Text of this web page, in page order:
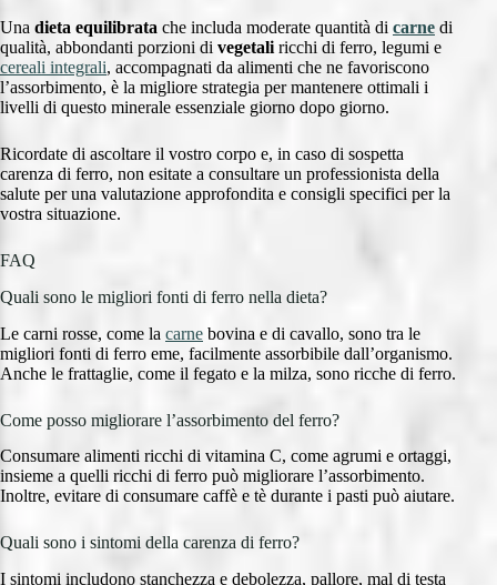
Una dieta equilibrata che includa moderate quantità di carne di
qualità, abbondanti porzioni di vegetali ricchi di ferro, legumi e
cereali integrali, accompagnati da alimenti che ne favoriscono
l’assorbimento, è la migliore strategia per mantenere ottimali i
livelli di questo minerale essenziale giorno dopo giorno.
Ricordate di ascoltare il vostro corpo e, in caso di sospetta
carenza di ferro, non esitate a consultare un professionista della
salute per una valutazione approfondita e consigli specifici per la
vostra situazione.
FAQ
Quali sono le migliori fonti di ferro nella dieta?
Le carni rosse, come la carne bovina e di cavallo, sono tra le
migliori fonti di ferro eme, facilmente assorbibile dall’organismo.
Anche le frattaglie, come il fegato e la milza, sono ricche di ferro.
Come posso migliorare l’assorbimento del ferro?
Consumare alimenti ricchi di vitamina C, come agrumi e ortaggi,
insieme a quelli ricchi di ferro può migliorare l’assorbimento.
Inoltre, evitare di consumare caffè e tè durante i pasti può aiutare.
Quali sono i sintomi della carenza di ferro?
I sintomi includono stanchezza e debolezza, pallore, mal di testa